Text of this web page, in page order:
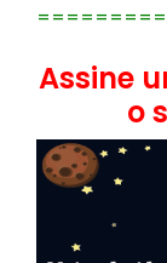
Assine
o